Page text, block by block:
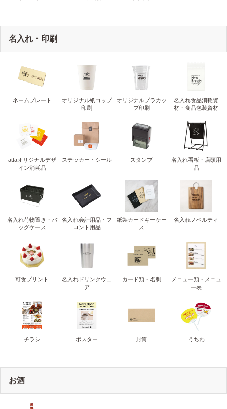
名入れ・印刷
ネームプレート
オリジナル紙コップ
印刷
オリジナルプラカッ
プ印刷
名入れ食品消耗資
材・食品包装資材
attaオリジナルデザ
イン消耗品
ステッカー・シール スタンプ
名入れ看板・店頭用
品
名入れ荷物置き・バ
ッグケース
名入れ会計用品・フ
ロント用品
紙製カードキーケー
ス
名入れノベルティ
可食プリント
名入れドリンクウェ
ア
カード類・名刺
メニュー類・メニュ
ー表
チラシ ポスター 封筒 うちわ
お酒